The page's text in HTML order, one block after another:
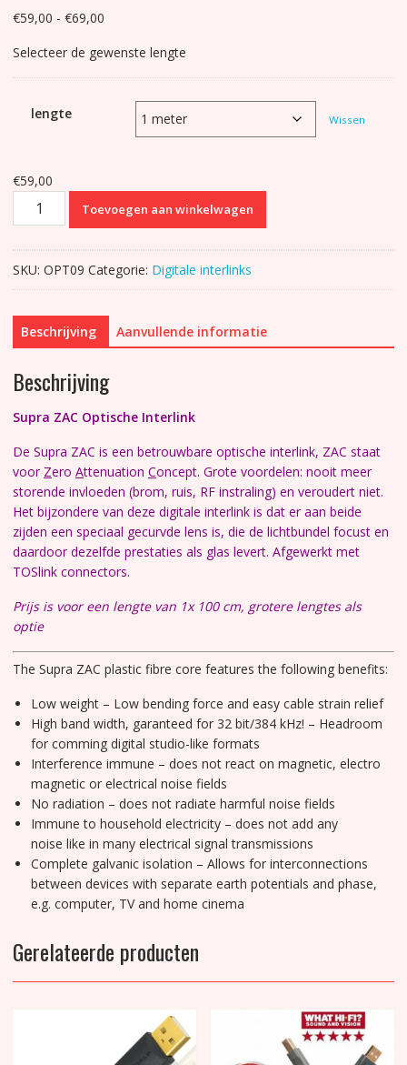
€59,00 - €69,00Prijsklasse:
tot
€69,00
Selecteer de gewenste lengte
lengte Wissen
€59,00
Supra
Interlink
Toevoegen aan winkelwagen
SKU: OPT09 Categorie: Digitale interlinks
Beschrijving Aanvullende informatie
Beschrijving
Supra ZAC Optische Interlink
De Supra ZAC is een betrouwbare optische interlink, ZAC staat
voor Zero Attenuation Concept. Grote voordelen: nooit meer
storende invloeden (brom, ruis, RF instraling) en veroudert niet.
Het bijzondere van deze digitale interlink is dat er aan beide
zijden een speciaal gecurvde lens is, die de lichtbundel focust en
daardoor dezelfde prestaties als glas levert. Afgewerkt met
TOSlink connectors.
Prijs is voor een lengte van 1x 100 cm, grotere lengtes als
optie
The Supra ZAC plastic fibre core features the following benefits:
Low weight – Low bending force and easy cable strain relief
High band width, garanteed for 32 bit/384 kHz! – Headroom
for comming digital studio-like formats
Interference immune – does not react on magnetic, electro
magnetic or electrical noise fields
No radiation – does not radiate harmful noise fields
Immune to household electricity – does not add any
noise like in many electrical signal transmissions
Complete galvanic isolation – Allows for interconnections
between devices with separate earth potentials and phase,
e.g. computer, TV and home cinema
Gerelateerde producten